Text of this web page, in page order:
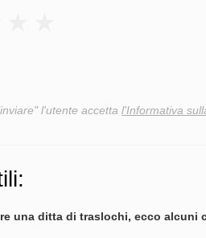
l'utente accetta l'Informativa
una ditta di traslochi, ecco alcuni